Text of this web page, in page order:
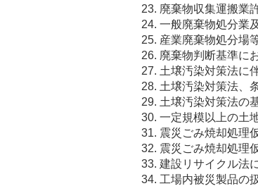
廃棄物収集運搬業
一般廃棄物処分業
産業廃棄物処分場
廃棄物判断基準に
土壌汚染対策法に
土壌汚染対策法、
土壌汚染対策法の
一定規模以上の土
震災ごみ焼却処理
震災ごみ焼却処理
建設リサイクル法
工場内被災製品の